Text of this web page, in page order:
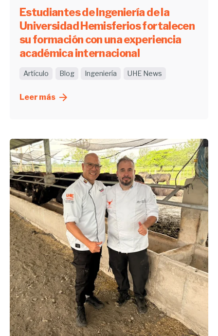
Estudiantes de Ingeniería de la
Universidad Hemisferios fortalecen
su formación con una experiencia
académica internacional
Artículo Blog Ingeniería UHE News
Leer más
Enviado por
UHE